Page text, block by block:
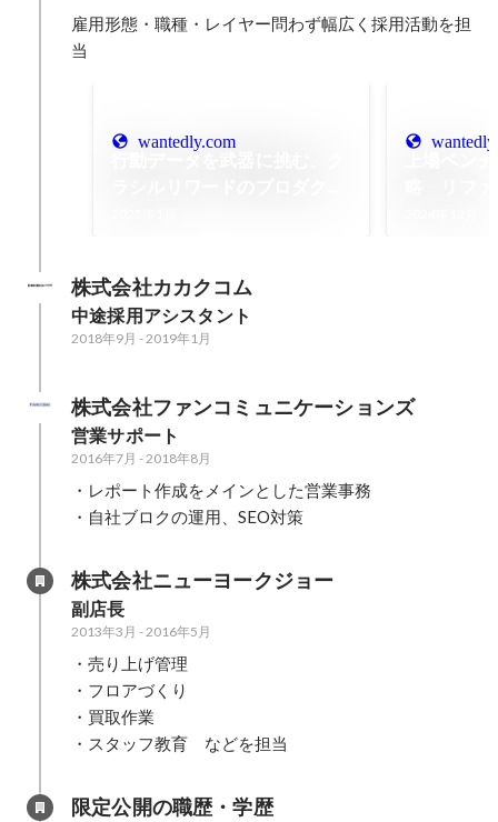
雇用形態・職種・レイヤー問わず幅広く採用活動を担
当
wantedly.com
株式会社カカクコム
中途採用アシスタント
2018年9月 - 2019年1月
株式会社ファンコミュニケーションズ
営業サポート
2016年7月 - 2018年8月
・レポート作成をメインとした営業事務
・自社ブロクの運用、SEO対策
株式会社ニューヨークジョー
副店長
2013年3月 - 2016年5月
・売り上げ管理
・フロアづくり
・買取作業
・スタッフ教育　などを担当
限定公開の職歴・学歴